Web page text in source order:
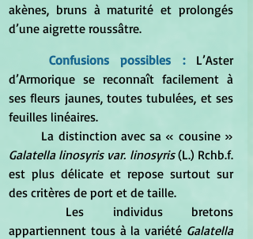
akènes, bruns à maturité et prolongés
d’une aigrette roussâtre.
Confusions possibles : L’Aster
d’Armorique se reconnaît facilement à
ses fleurs jaunes, toutes tubulées, et ses
feuilles linéaires.
Galatella linosyris var. linosyris (L.) Rchb.f.
est plus délicate et repose surtout sur
des critères de port et de taille.
appartiennent tous à la variété Galatella